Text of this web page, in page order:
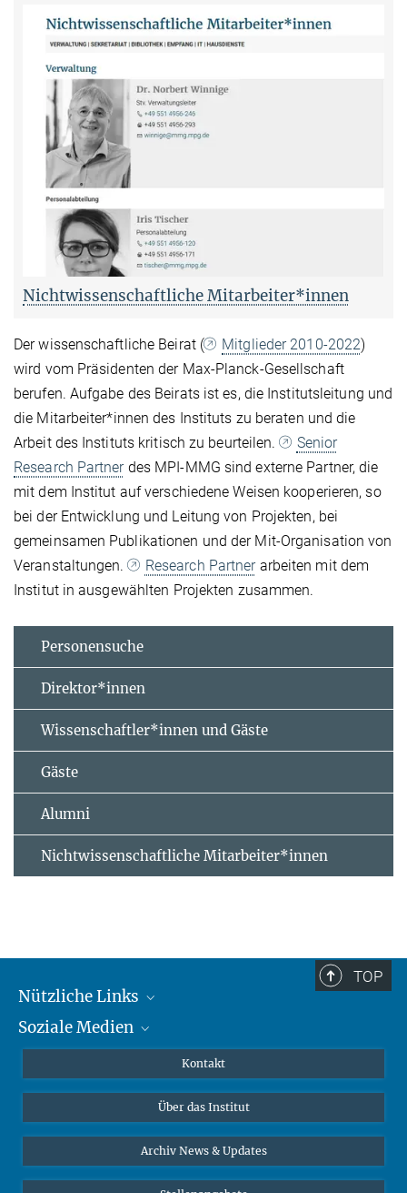
Nichtwissenschaftliche Mitarbeiter*innen
Der wissenschaftliche Beirat ( Mitglieder 2010-2022)
wird vom Präsidenten der Max-Planck-Gesellschaft
berufen. Aufgabe des Beirats ist es, die Institutsleitung und
die Mitarbeiter*innen des Instituts zu beraten und die
Arbeit des Instituts kritisch zu beurteilen.
Senior
Research Partnerdes MPI-MMG sind externe Partner, die
mit dem Institut auf verschiedene Weisen kooperieren, so
bei der Entwicklung und Leitung von Projekten, bei
gemeinsamen Publikationen und der Mit-Organisation von
Veranstaltungen.
Research Partnerarbeiten mit dem
Institut in ausgewählten Projekten zusammen.
Personensuche
Direktor*innen
Wissenschaftler*innen und Gäste
Gäste
Alumni
Nichtwissenschaftliche Mitarbeiter*innen
TOP
Nützliche Links
MMG Alumni Corner
Online-Vorträge
Interviews zum Thema "Diversity"
Soziale Medien
Bluesky
Kontakt
Über das Institut
Archiv News & Updates